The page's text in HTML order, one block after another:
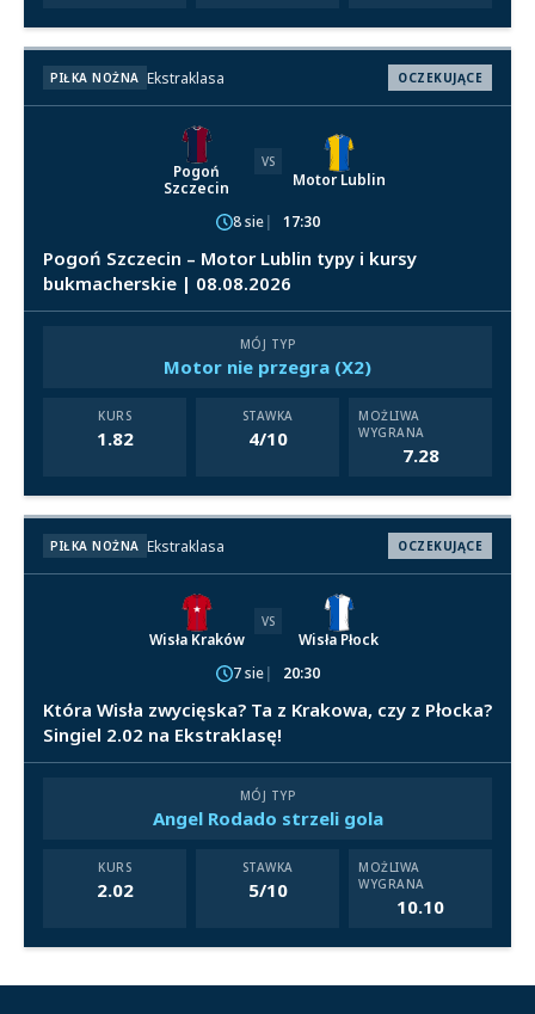
PIŁKA NOŻNA Ekstraklasa OCZEKUJĄCE
Pogoń
Szczecin
VS
Motor Lublin
8 sie 17:30
Pogoń Szczecin – Motor Lublin typy i kursy
bukmacherskie | 08.08.2026
MÓJ TYP
Motor nie przegra (X2)
KURS
1.82
STAWKA
4/10
MOŻLIWA
WYGRANA
7.28
PIŁKA NOŻNA Ekstraklasa OCZEKUJĄCE
Wisła Kraków
VS
Wisła Płock
7 sie
20:30
Która Wisła zwycięska? Ta z Krakowa, czy z Płocka?
Singiel 2.02 na Ekstraklasę!
MÓJ TYP
Angel Rodado strzeli gola
KURS
2.02
STAWKA
5/10
MOŻLIWA
WYGRANA
10.10